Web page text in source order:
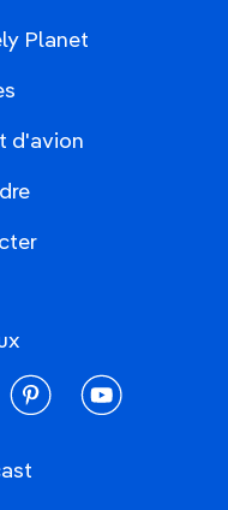
Planet
d'avion
pinterestyoutube